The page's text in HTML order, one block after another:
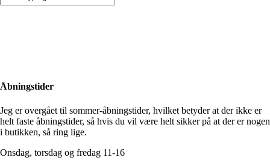
Åbningstider
Jeg er overgået til sommer-åbningstider, hvilket betyder at der ikke er
helt faste åbningstider, så hvis du vil være helt sikker på at der er nogen
i butikken, så ring lige.
Onsdag, torsdag og fredag 11-16